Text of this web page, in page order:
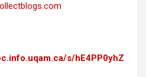
s/hE4PP0yhZ